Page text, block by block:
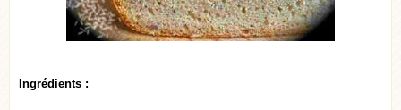
Ingrédients :